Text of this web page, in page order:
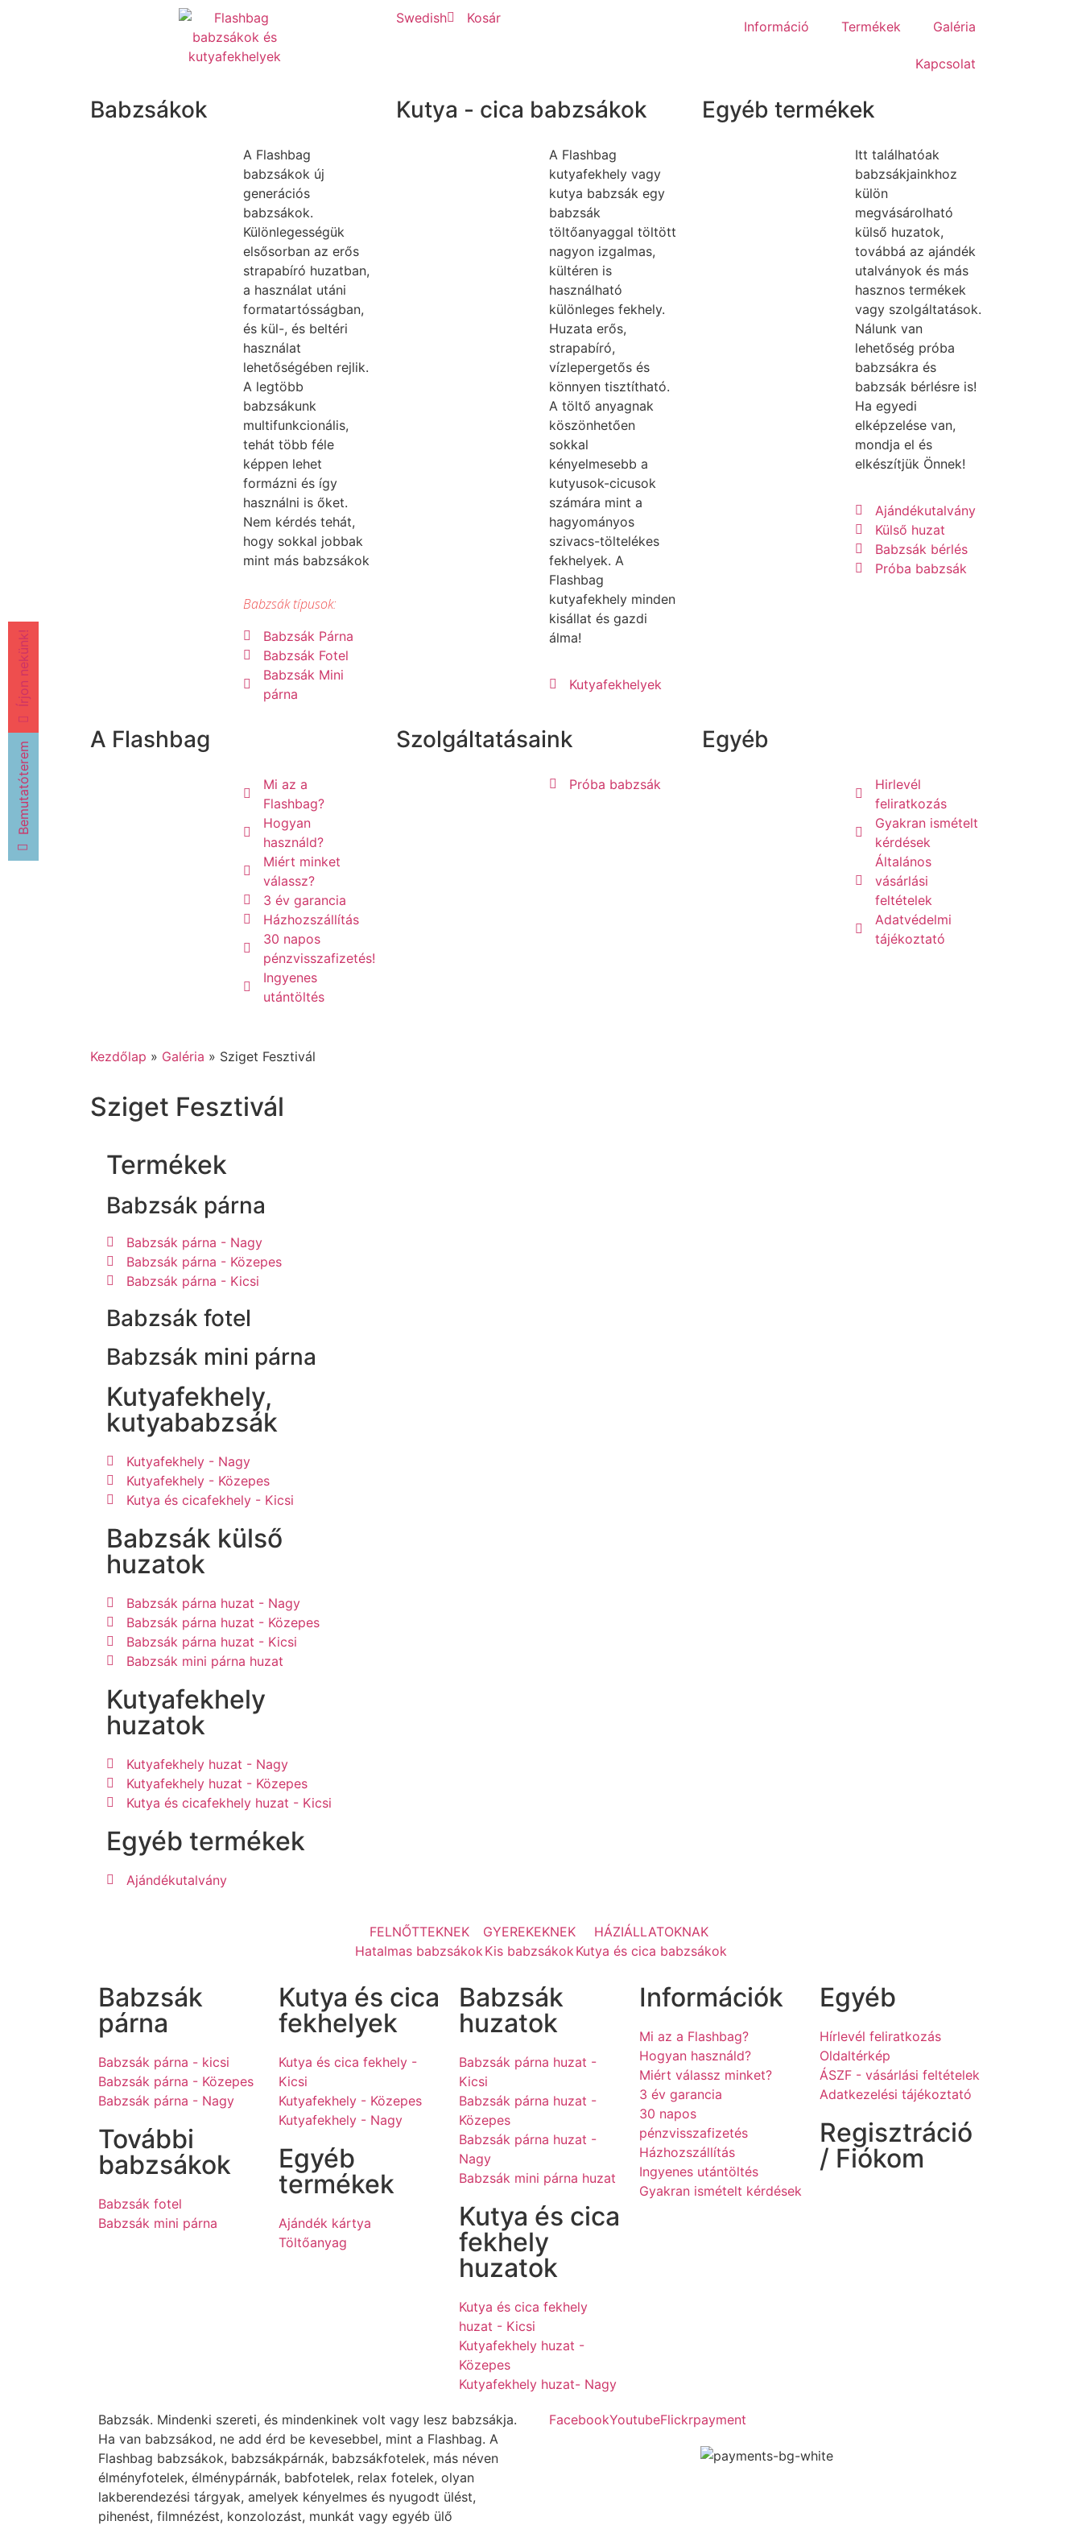
Swedish Kosár
Információ Termékek Galéria
Kapcsolat
Babzsákok
A Flashbag
babzsákok új
generációs
babzsákok.
Különlegességük
elsősorban az erős
strapabíró huzatban,
a használat utáni
formatartósságban,
és kül-, és beltéri
használat
lehetőségében rejlik.
A legtöbb
babzsákunk
multifunkcionális,
tehát több féle
képpen lehet
formázni és így
használni is őket.
Nem kérdés tehát,
hogy sokkal jobbak
mint más babzsákok
Babzsák típusok:
Babzsák Párna
Babzsák Fotel
Babzsák Mini
párna
Kutya - cica babzsákok
A Flashbag
kutyafekhely vagy
kutya babzsák egy
babzsák
töltőanyaggal töltött
nagyon izgalmas,
kültéren is
használható
különleges fekhely.
Huzata erős,
strapabíró,
vízlepergetős és
könnyen tisztítható.
A töltő anyagnak
köszönhetően
sokkal
kényelmesebb a
kutyusok-cicusok
számára mint a
hagyományos
szivacs-töltelékes
fekhelyek. A
Flashbag
kutyafekhely minden
kisállat és gazdi
álma!
Kutyafekhelyek
Egyéb termékek
Itt találhatóak
babzsákjainkhoz
külön
megvásárolható
külső huzatok,
továbbá az ajándék
utalványok és más
hasznos termékek
vagy szolgáltatások.
Nálunk van
lehetőség próba
babzsákra és
babzsák bérlésre is!
Ha egyedi
elképzelése van,
mondja el és
elkészítjük Önnek!
Ajándékutalvány
Külső huzat
Babzsák bérlés
Próba babzsák
A Flashbag
Mi az a
Flashbag?
Hogyan
használd?
Miért minket
válassz?
3 év garancia
Házhozszállítás
30 napos
pénzvisszafizetés!
Ingyenes
utántöltés
Szolgáltatásaink
Próba babzsák
Egyéb
Hirlevél
feliratkozás
Gyakran ismételt
kérdések
Általános
vásárlási
feltételek
Adatvédelmi
tájékoztató
Bemutatóterem
Írjon nekünk!
Kezdőlap » Galéria » Sziget Fesztivál
Sziget Fesztivál
Termékek
Babzsák párna
Babzsák párna - Nagy
Babzsák párna - Közepes
Babzsák párna - Kicsi
Babzsák fotel
Babzsák mini párna
Kutyafekhely,
kutyababzsák
Kutyafekhely - Nagy
Kutyafekhely - Közepes
Kutya és cicafekhely - Kicsi
Babzsák külső
huzatok
Babzsák párna huzat - Nagy
Babzsák párna huzat - Közepes
Babzsák párna huzat - Kicsi
Babzsák mini párna huzat
Kutyafekhely
huzatok
Kutyafekhely huzat - Nagy
Kutyafekhely huzat - Közepes
Kutya és cicafekhely huzat - Kicsi
Egyéb termékek
Ajándékutalvány
FELNŐTTEKNEK
Hatalmas babzsákok
GYEREKEKNEK
Kis babzsákok
HÁZIÁLLATOKNAK
Kutya és cica babzsákok
Babzsák
párna
Babzsák párna - kicsi
Babzsák párna - Közepes
Babzsák párna - Nagy
További
babzsákok
Babzsák fotel
Babzsák mini párna
Kutya és cica
fekhelyek
Kutya és cica fekhely -
Kicsi
Kutyafekhely - Közepes
Kutyafekhely - Nagy
Egyéb
termékek
Ajándék kártya
Töltőanyag
Babzsák
huzatok
Babzsák párna huzat -
Kicsi
Babzsák párna huzat -
Közepes
Babzsák párna huzat -
Nagy
Babzsák mini párna huzat
Kutya és cica
fekhely
huzatok
Kutya és cica fekhely
huzat - Kicsi
Kutyafekhely huzat -
Közepes
Kutyafekhely huzat- Nagy
Információk
Mi az a Flashbag?
Hogyan használd?
Miért válassz minket?
3 év garancia
30 napos
pénzvisszafizetés
Házhozszállítás
Ingyenes utántöltés
Gyakran ismételt kérdések
Egyéb
Hírlevél feliratkozás
Oldaltérkép
ÁSZF - vásárlási feltételek
Adatkezelési tájékoztató
Regisztráció
/ Fiókom
Babzsák. Mindenki szereti, és mindenkinek volt vagy lesz babzsákja.
Ha van babzsákod, ne add érd be kevesebbel, mint a Flashbag. A
Flashbag babzsákok, babzsákpárnák, babzsákfotelek, más néven
élményfotelek, élménypárnák, babfotelek, relax fotelek, olyan
lakberendezési tárgyak, amelyek kényelmes és nyugodt ülést,
pihenést, filmnézést, konzolozást, munkát vagy egyéb ülő
FacebookYoutubeFlickrpayment